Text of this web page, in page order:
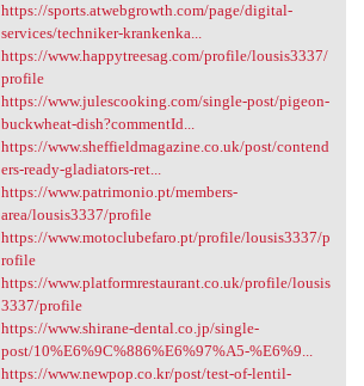
https://sports.atwebgrowth.com/page/digital-
services/techniker-krankenka...
https://www.happytreesag.com/profile/lousis3337/
profile
https://www.julescooking.com/single-post/pigeon-
buckwheat-dish?commentId...
https://www.sheffieldmagazine.co.uk/post/contend
ers-ready-gladiators-ret...
https://www.patrimonio.pt/members-
area/lousis3337/profile
https://www.motoclubefaro.pt/profile/lousis3337/p
rofile
https://www.platformrestaurant.co.uk/profile/lousis
3337/profile
https://www.shirane-dental.co.jp/single-
post/10%E6%9C%886%E6%97%A5-%E6%9...
https://www.newpop.co.kr/post/test-of-lentil-